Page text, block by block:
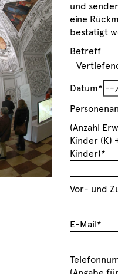
und
eine
bestätigt
Betreff
Datum*
(Anzahl
Kinder (K)
Kinder)*
Vor- und
E-Mail*